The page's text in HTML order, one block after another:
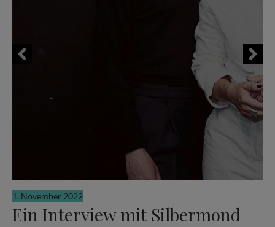
1. November 2022
Ein Interview mit Silbermond